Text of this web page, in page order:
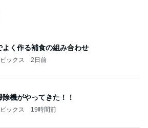
よく作る補食の組み合わせ
ックス 2日前
除機がやってきた！！
ックス 19時間前